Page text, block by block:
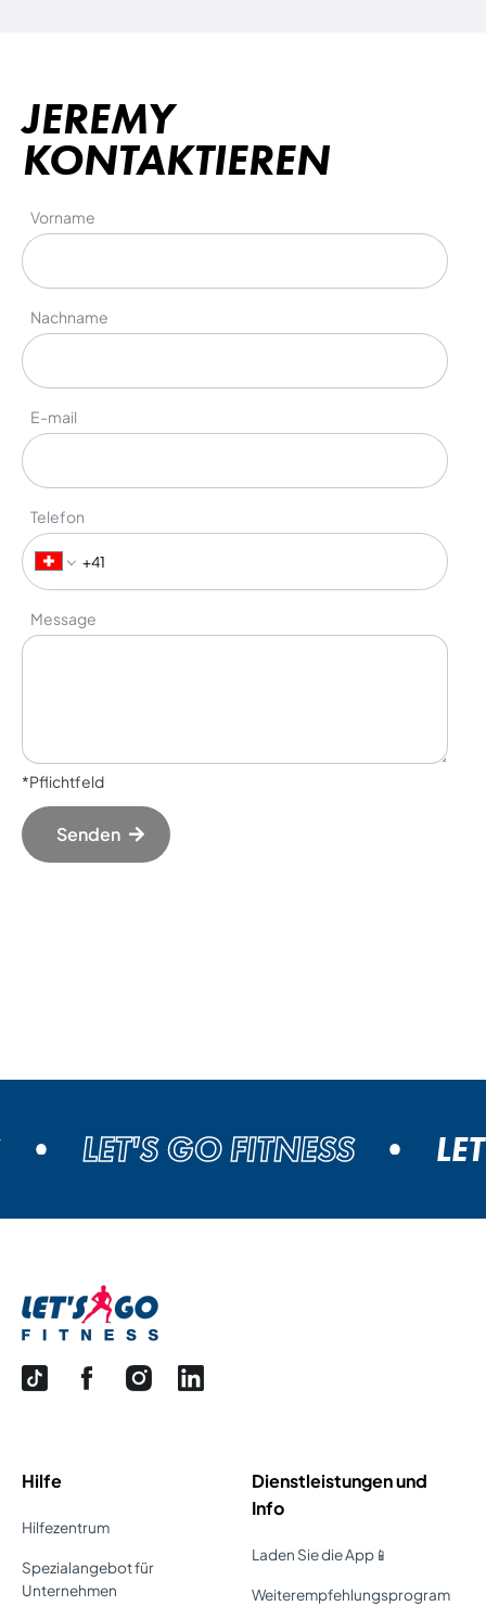
JEREMY
KONTAKTIEREN
Vorname
Nachname
E-mail
Telefon
Message
*Pflichtfeld
Senden
LET'S GO FITNESS
Hilfe
Hilfezentrum
Spezialangebot für
Unternehmen
Dienstleistungen und
Info
Laden Sie die App📱
Weiterempfehlungsprogram